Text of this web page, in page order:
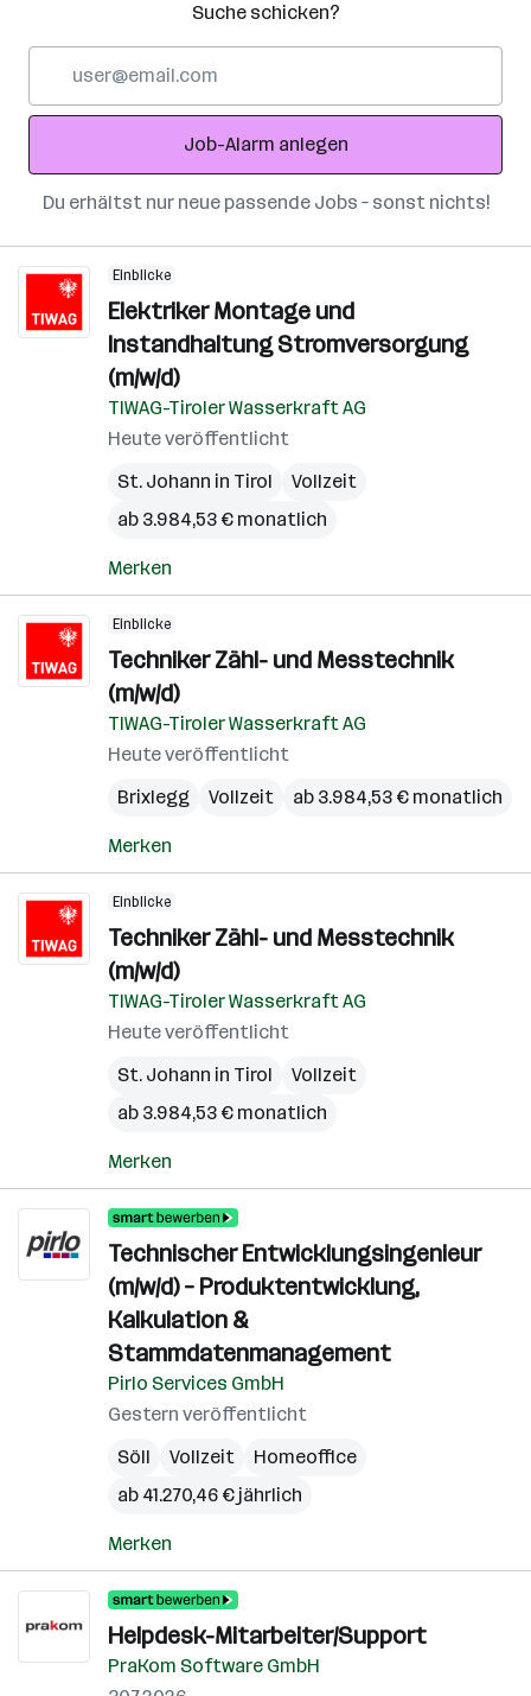
Suche schicken?
Adresse
Job-Alarm anlegen
Du erhältst nur neue passende Jobs – sonst nichts!
Einblicke
Elektriker Montage und
Instandhaltung Stromversorgung
(m/w/d)
TIWAG-Tiroler Wasserkraft AG
Heute veröffentlicht
St. Johann in Tirol
Vollzeit
ab 3.984,53 € monatlich
Merken
Einblicke
Techniker Zähl- und Messtechnik
(m/w/d)
TIWAG-Tiroler Wasserkraft AG
Heute veröffentlicht
Brixlegg
Vollzeit ab 3.984,53 € monatlich
Merken
Einblicke
Techniker Zähl- und Messtechnik
(m/w/d)
TIWAG-Tiroler Wasserkraft AG
Heute veröffentlicht
St. Johann in Tirol
Vollzeit
ab 3.984,53 € monatlich
Merken
Technischer Entwicklungsingenieur
(m/w/d) – Produktentwicklung,
Kalkulation &
Stammdatenmanagement
Pirlo Services GmbH
Gestern veröffentlicht
Söll
Vollzeit
Homeoffice
ab 41.270,46 € jährlich
Merken
Helpdesk-Mitarbeiter/Support
PraKom Software GmbH